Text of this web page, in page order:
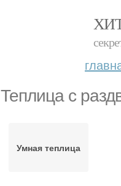
Теплица с
Умная теплица